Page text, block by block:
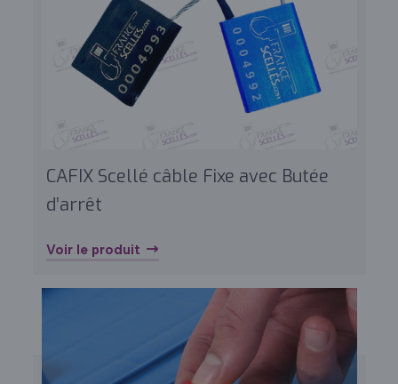
CAFIX Scellé câble Fixe avec Butée
d’arrêt
Voir le produit